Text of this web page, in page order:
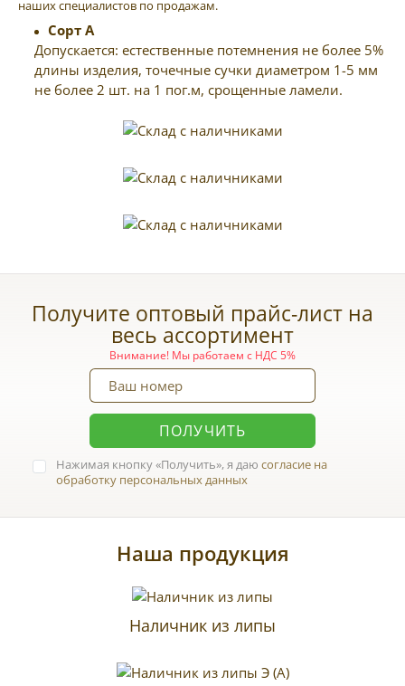
наших специалистов по продажам.
Сорт A
Допускается: естественные потемнения не более 5%
длины изделия, точечные сучки диаметром 1-5 мм
не более 2 шт. на 1 пог.м, срощенные ламели.
Получите оптовый прайс-лист на
весь ассортимент
Внимание! Мы работаем с НДС 5%
ПОЛУЧИТЬ
Нажимая кнопку Получить , я даюсогласие на
обработку персональных данных
Наша продукция
Наличник из липы